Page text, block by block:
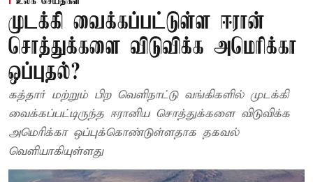
முடக்கி வைக்கப்பட்டுள்ள ஈரான்
சொத்துக்களை விடுவிக்க அமெரிக்கா
ஒப்புதல்?
கத்தார் மற்றும் பிற வெளிநாட்டு வங்கிகளில் முடக்கி
வைக்கப்பட்டிருந்த ஈரானிய சொத்துக்களை விடுவிக்க
அமெரிக்கா ஒப்புக்கொண்டுள்ளதாக தகவல்
வெளியாகியுள்ளது